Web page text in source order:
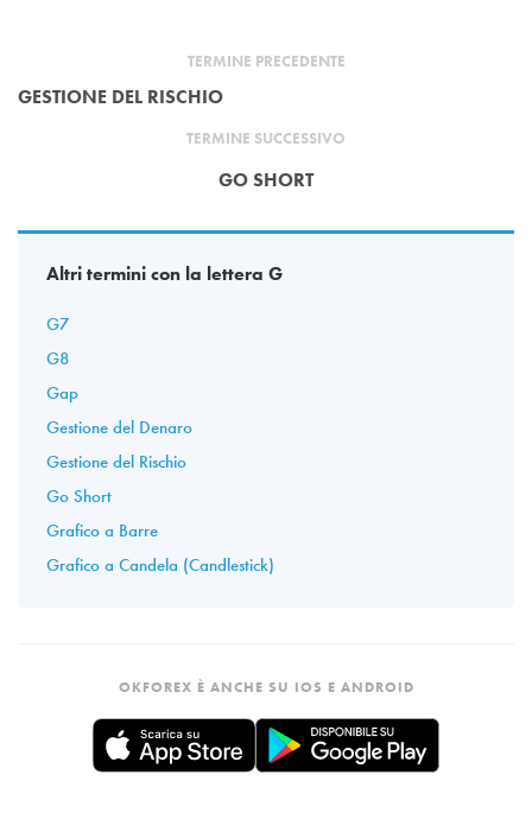
TERMINE PRECEDENTE
GESTIONE DEL RISCHIO
TERMINE SUCCESSIVO
GO SHORT
Altri termini con la lettera G
G7
G8
Gap
Gestione del Denaro
Gestione del Rischio
Go Short
Grafico a Barre
Grafico a Candela (Candlestick)
OKFOREX È ANCHE SU IOS E ANDROID